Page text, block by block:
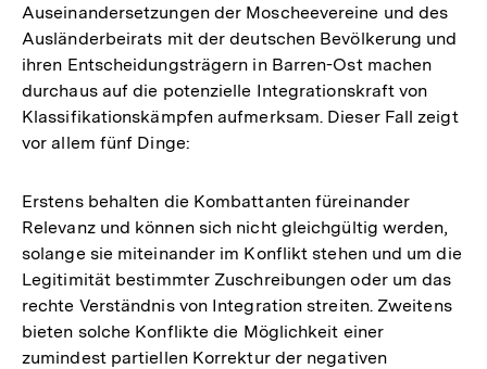
Auflösung
der
Fußnote
Auseinandersetzungen der Moscheevereine und des
Ausländerbeirats mit der deutschen Bevölkerung und
ihren Entscheidungsträgern in Barren-Ost machen
durchaus auf die potenzielle Integrationskraft von
Klassifikationskämpfen aufmerksam. Dieser Fall zeigt
vor allem fünf Dinge:
Erstens behalten die Kombattanten füreinander
Relevanz und können sich nicht gleichgültig werden,
solange sie miteinander im Konflikt stehen und um die
Legitimität bestimmter Zuschreibungen oder um das
rechte Verständnis von Integration streiten. Zweitens
bieten solche Konflikte die Möglichkeit einer
zumindest partiellen Korrektur der negativen